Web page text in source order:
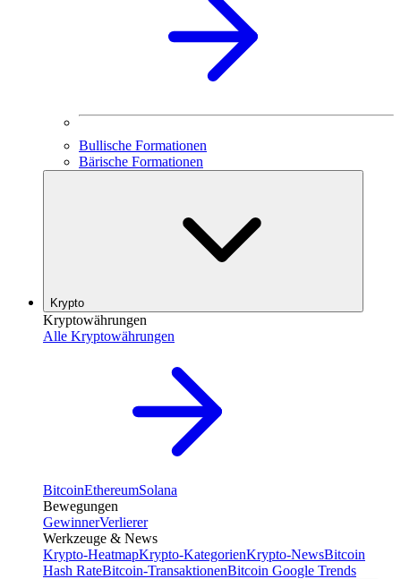
Bullische Formationen
Bärische Formationen
Krypto
Kryptowährungen
Alle Kryptowährungen
BitcoinEthereumSolana
Bewegungen
GewinnerVerlierer
Werkzeuge & News
Krypto-HeatmapKrypto-KategorienKrypto-NewsBitcoin
Hash RateBitcoin-TransaktionenBitcoin Google Trends